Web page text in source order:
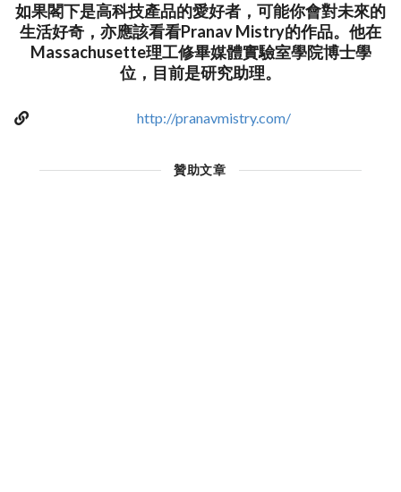
如果閣下是高科技產品的愛好者，可能你會對未來的
生活好奇，亦應該看看Pranav Mistry的作品。他在
Massachusette理工修畢媒體實驗室學院博士學
位，目前是研究助理。
http://pranavmistry.com/
贊助文章